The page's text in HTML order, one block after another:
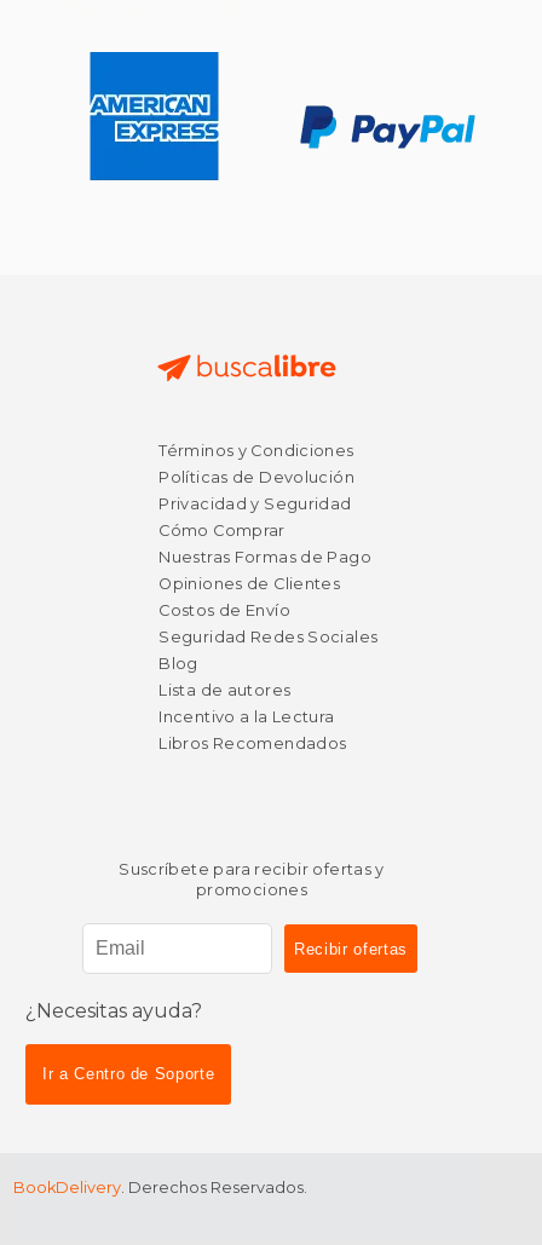
Términos y Condiciones
Políticas de Devolución
Privacidad y Seguridad
Cómo Comprar
Nuestras Formas de Pago
Opiniones de Clientes
Costos de Envío
Seguridad Redes Sociales
Blog
Lista de autores
Incentivo a la Lectura
Libros Recomendados
Suscríbete para recibir ofertas y
promociones
¿Necesitas ayuda?
Ir a Centro de Soporte
BookDelivery . Derechos Reservados.